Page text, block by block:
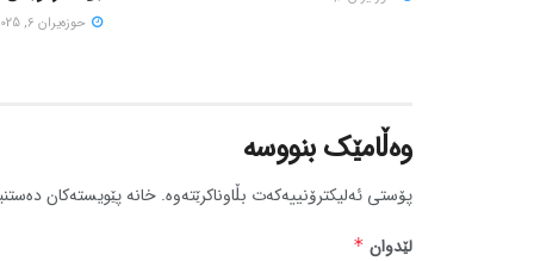
حوزه‌یران 6, 2025
وەڵامێک بنووسە
پۆستی ئەلیکترۆنییەکەت بڵاوناکرێتەوە. خانە پێویستەکان
لێدوان *